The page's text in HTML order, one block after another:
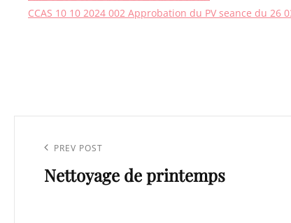
CCAS 10 10 2024 002 Approbation du PV seance du 26
l’article
Previous
Post
PREV POST
Nettoyage de printemps